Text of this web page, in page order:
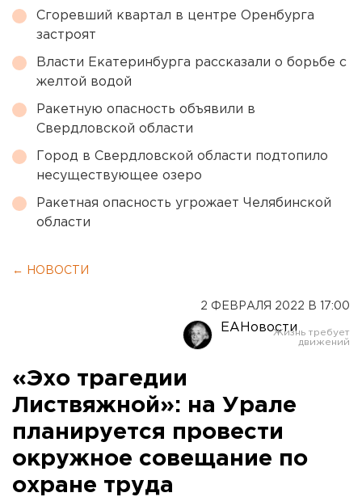
Сгоревший квартал в центре Оренбурга
застроят
Власти Екатеринбурга рассказали о борьбе с
желтой водой
Ракетную опасность объявили в
Свердловской области
Город в Свердловской области подтопило
несуществующее озеро
Ракетная опасность угрожает Челябинской
области
← НОВОСТИ
2 ФЕВРАЛЯ 2022 В 17:00
ЕАНовости
«Эхо трагедии
Листвяжной»: на Урале
планируется провести
окружное совещание по
охране труда